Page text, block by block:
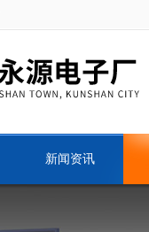
新闻资讯